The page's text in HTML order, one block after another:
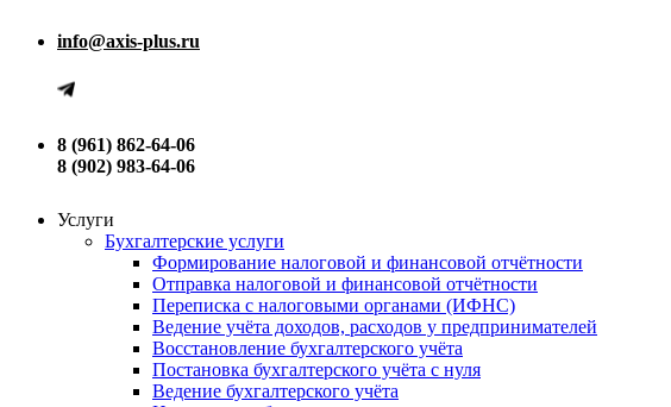
info@axis-plus.ru
8 (961) 862-64-06
8 (902) 983-64-06
Услуги
Бухгалтерские услуги
Формирование налоговой и финансовой отчётности
Отправка налоговой и финансовой отчётности
Переписка с налоговыми органами (ИФНС)
Ведение учёта доходов, расходов у предпринимателей
Восстановление бухгалтерского учёта
Постановка бухгалтерского учёта с нуля
Ведение бухгалтерского учёта